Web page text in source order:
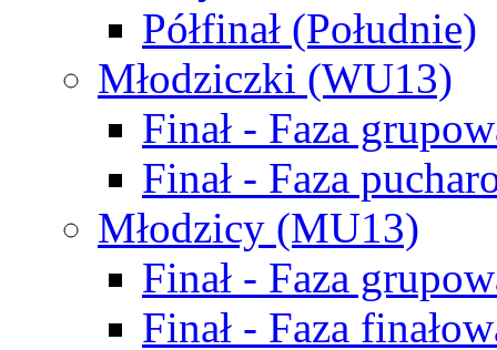
Półfinał (Południe)
Młodziczki (WU13)
Finał - Faza
Finał - Faza
Młodzicy (MU13)
Finał - Faza
Finał - Faza